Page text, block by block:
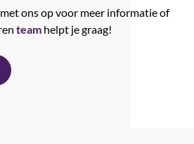
ons op voor meer informatie of
team helpt je graag!